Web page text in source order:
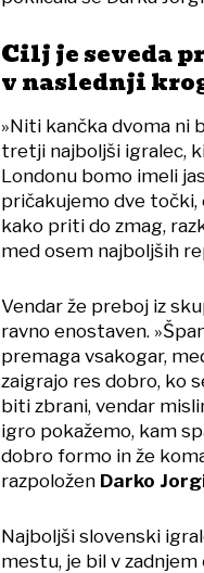
Cilj je seveda
v naslednji
»Niti kančka dvoma ni
tretji najboljši igralec,
Londonu bomo imeli
pričakujemo dve točki,
kako priti do zmag,
med osem najboljših
Vendar že preboj iz
ravno enostaven.
premaga vsakogar,
zaigrajo res dobro, ko
biti zbrani, vendar
igro pokažemo, kam
dobro formo in že
razpoložen Darko
Najboljši slovenski
mestu, je bil v zadnjem